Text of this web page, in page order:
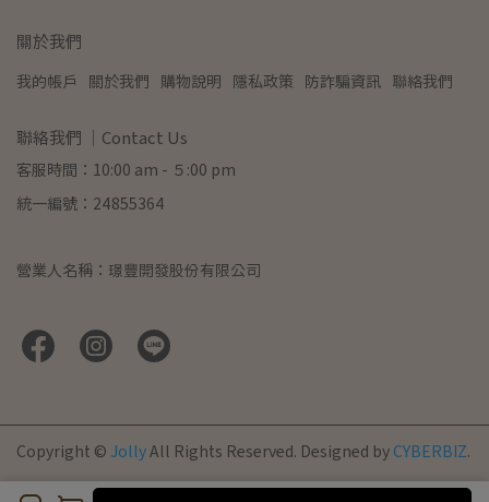
關於我們
我的帳戶 關於我們 購物說明 隱私政策 防詐騙資訊 聯絡我們
聯絡我們 ｜Contact Us
客服時間：10:00 am - ５:00 pm
統一編號：24855364
營業人名稱：璟豐開發股份有限公司
Copyright © JollyAll Rights Reserved. Designed by CYBERBIZ.